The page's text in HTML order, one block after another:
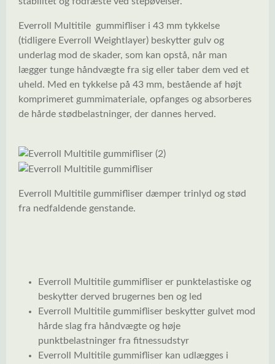
Everroll Multitile gummifliser i 43 mm tykkelse
(tidligere Everroll Weightlayer) beskytter gulv og
underlag mod de skader, som kan opstå, når man
lægger tunge håndvægte fra sig eller taber dem ved et
uheld. Med en tykkelse på 43 mm, bestående af højt
komprimeret gummimateriale, opfanges og absorberes
de hårde stødbelastninger, der dannes herved.
Everroll Multitile gummifliser dæmper trinlyd og stød
fra nedfaldende genstande.
Everroll Multitile gummifliser er punktelastiske og
beskytter derved brugernes ben og led
Everroll Multitile gummifliser beskytter gulvet mod
hårde slag fra håndvægte og høje
punktbelastninger fra fitnessudstyr
Everroll Multitile gummifliser kan udlægges i